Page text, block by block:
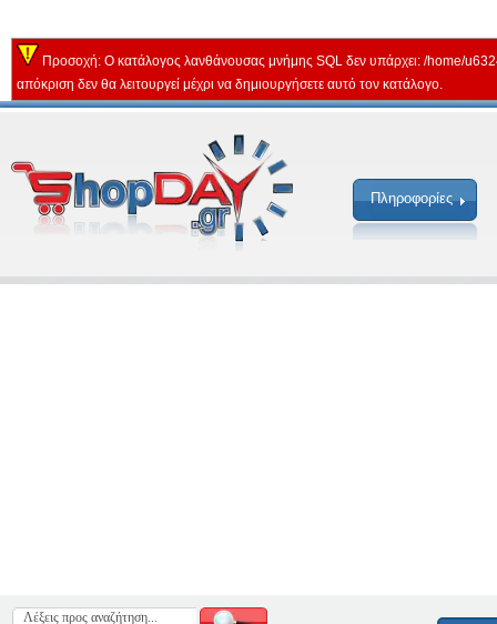
Προσοχή: Ο κατάλογος λανθάνουσας μνήμης SQL δεν υπάρχει: /home/
απόκριση δεν θα λειτουργεί μέχρι να δημιουργήσετε αυτό τον κατάλογο.
Πληροφορίες